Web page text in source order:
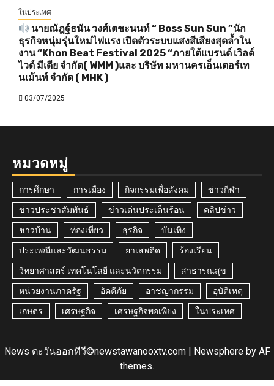
ในประเทศ
นายณัฎฐ์ธนัน วงศ์เตชะนนท์ “ Boss Sun Sun ”นัก
ธุรกิจหนุ่มรุ่นใหม่ไฟแรง เปิดตัวระบบแสงสีเสียงสุดล้ำใน
งาน “Khon Beat Festival 2025 “ภายใต้แบรนด์ เวิลด์
ไวด์ มีเดีย จำกัด( WMM )และ บริษัท มหานครเอ็นเตอร์เท
นเม้นท์ จำกัด ( MHK )
03/07/2025
หมวดหมู่
การศึกษา การเมือง กิจกรรมเพื่อสังคม ข่าวกีฬา
ข่าวประชาสัมพันธ์ ข่าวเด่นประเด็นร้อน คลิปข่าว
ชาวบ้าน ท่องเที่ยว ธุรกิจ บันเทิง
ประเพณีและวัฒนธรรม ยาเสพติด ร้องเรียน
วิทยาศาสตร์ เทคโนโลยี และนวัตกรรม สาธารณสุข
หน่วยงานภาครัฐ อัคคีภัย อาชญากรรม อุบัติเหตุ
เกษตร เศรษฐกิจ เศรษฐกิจพอเพียง ในประเทศ
News ตะวันออกทีวี©newstawanooxtv.com | Newsphereby AF
themes.